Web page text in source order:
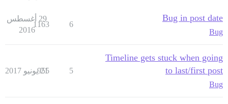
Bug in post date
Bug
6
1163
29 أغسطس
2016
Timeline gets stuck when going
to last/first post
Bug
5
955
21 يونيو 2017